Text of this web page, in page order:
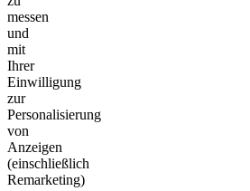
messen
und
mit
Ihrer
Einwilligung
zur
Personalisierung
von
Anzeigen
(einschließlich
Remarketing)